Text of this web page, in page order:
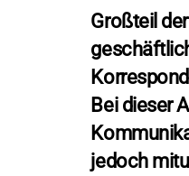
Großteil der
Bei dieser
jedoch